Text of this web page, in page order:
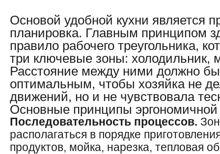
Основой удобной кухни является
планировка. Главным принципом
правило рабочего треугольника,
три ключевые зоны: холодильник,
Расстояние между ними должно
оптимальным, чтобы хозяйка не
движений, но и не чувствовала
Основные принципы эргономичной
Последовательность процессов.
располагаться в порядке
продуктов, мойка, нарезка, тепловая